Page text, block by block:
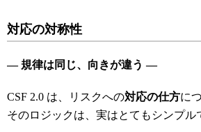
対応の対称性
―規律は同じ、向きが違う ―
CSF 2.0 は、リスクへの対応の仕方に
そのロジックは、実はとてもシンプル